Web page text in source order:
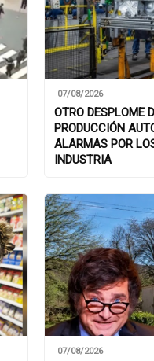
07/08/2026
OTRO DESPLOME
PRODUCCIÓN
ALARMAS POR
INDUSTRIA
07/08/2026